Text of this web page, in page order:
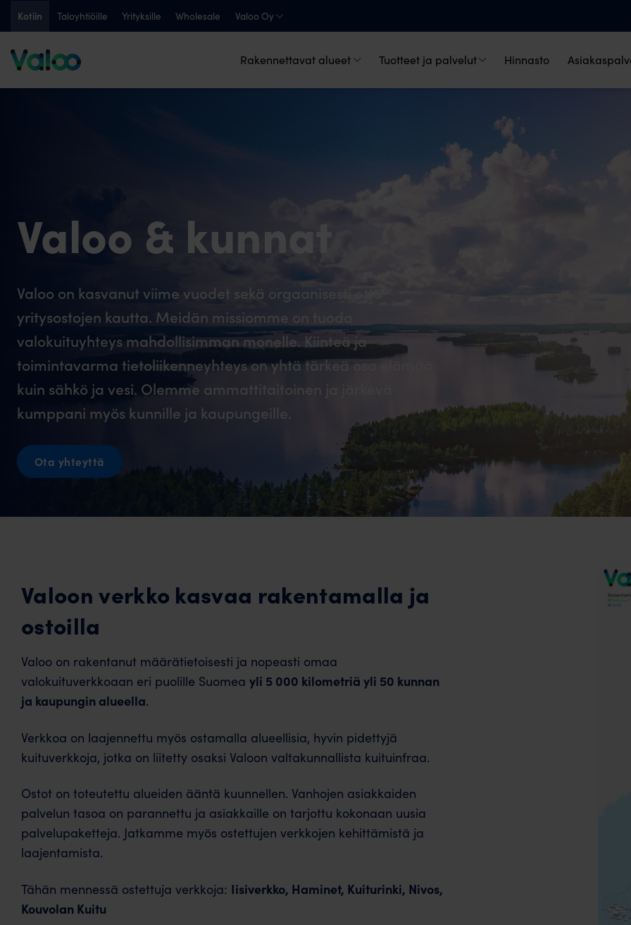
Kotiin Taloyhtiöille Yrityksille Wholesale Valoo Oy
Rakennettavat alueet Tuotteet ja palvelut Hinnasto
Valoo & kunnat
Valoo on kasvanut viime vuodet sekä orgaanisesti että
yritysostojen kautta. Meidän missiomme on tuoda
valokuituyhteys mahdollisimman monelle. Kiinteä ja
toimintavarma tietoliikenneyhteys on yhtä tärkeä osa elämää
kuin sähkö ja vesi. Olemme ammattitaitoinen ja järkevä
kumppani myös kunnille ja kaupungeille.
Ota yhteyttä
Valoon verkko kasvaa rakentamalla ja
ostoilla
Valoo on rakentanut määrätietoisesti ja nopeasti omaa
valokuituverkkoaan eri puolille Suomea yli 5 000 kilometriä yli 50 kunnan
ja kaupungin alueella. ​​
​Verkkoa on laajennettu myös ostamalla alueellisia, hyvin pidettyjä
kuituverkkoja, jotka on liitetty osaksi Valoon valtakunnallista kuituinfraa. ​​
​Ostot on toteutettu alueiden ääntä kuunnellen. Vanhojen asiakkaiden
palvelun tasoa on parannettu ja asiakkaille on tarjottu kokonaan uusia
palvelupaketteja.​​ Jatkamme myös ostettujen verkkojen kehittämistä ja
laajentamista.
​Tähän mennessä ostettuja verkkoja: Iisiverkko, Haminet, Kuiturinki​, Nivos,
Kouvolan Kuitu